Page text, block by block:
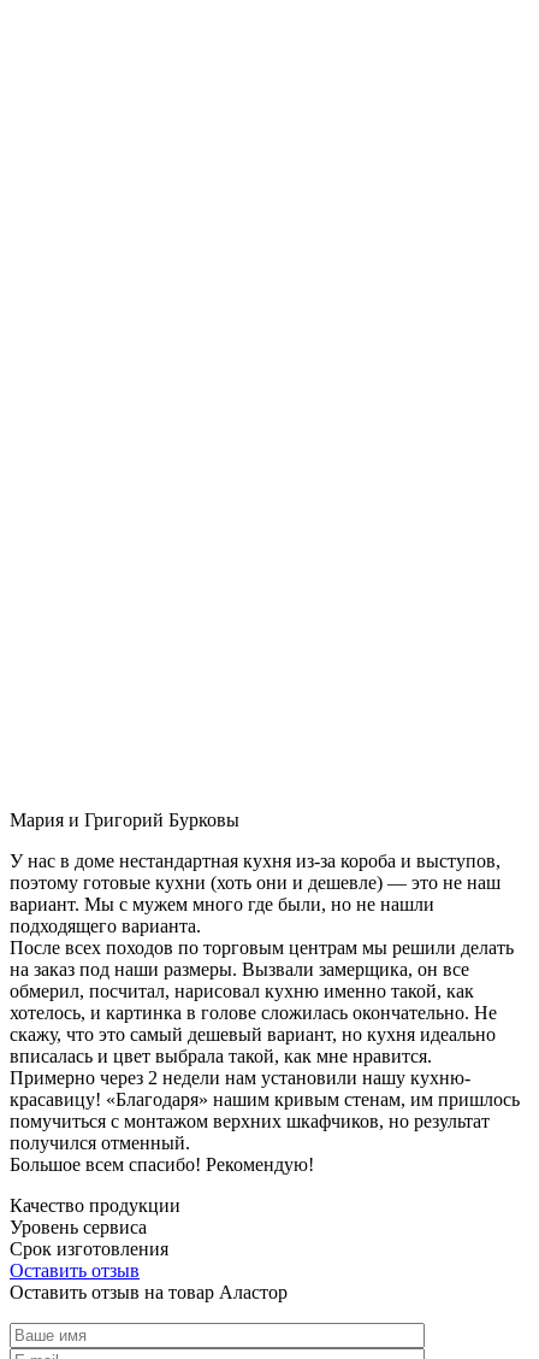
Мария и Григорий Бурковы
У нас в доме нестандартная кухня из-за короба и выступов,
поэтому готовые кухни (хоть они и дешевле) — это не наш
вариант. Мы с мужем много где были, но не нашли
подходящего варианта.
После всех походов по торговым центрам мы решили делать
на заказ под наши размеры. Вызвали замерщика, он все
обмерил, посчитал, нарисовал кухню именно такой, как
хотелось, и картинка в голове сложилась окончательно. Не
скажу, что это самый дешевый вариант, но кухня идеально
вписалась и цвет выбрала такой, как мне нравится.
Примерно через 2 недели нам установили нашу кухню-
красавицу! «Благодаря» нашим кривым стенам, им пришлось
помучиться с монтажом верхних шкафчиков, но результат
получился отменный.
Большое всем спасибо! Рекомендую!
Качество продукции
Уровень сервиса
Срок изготовления
Оставить отзыв
Оставить отзыв на товар Аластор